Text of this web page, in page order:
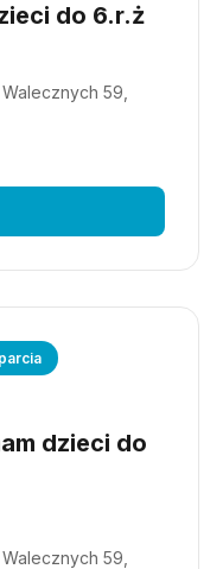
do 6.r.ż
59,
dzieci do
59,